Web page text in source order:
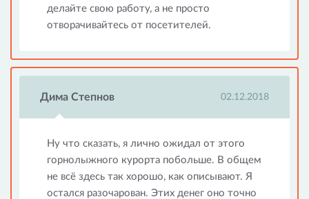
делайте свою работу, а не просто
отворачивайтесь от посетителей.
Дима Степнов 02.12.2018
Ну что сказать, я лично ожидал от этого
горнолыжного курорта побольше. В общем
не всё здесь так хорошо, как описывают. Я
остался разочарован. Этих денег оно точно